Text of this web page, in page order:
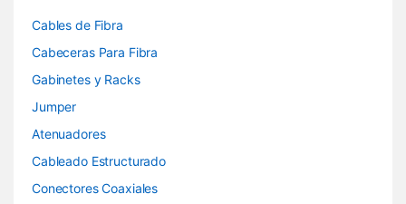
Cables de Fibra
Cabeceras Para Fibra
Gabinetes y Racks
Jumper
Atenuadores
Cableado Estructurado
Conectores Coaxiales